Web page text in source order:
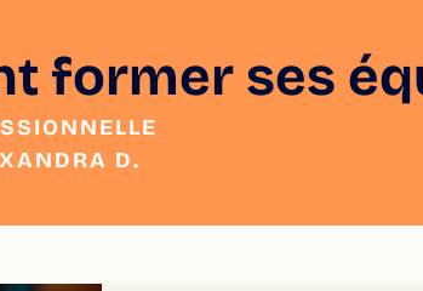
former ses
D.